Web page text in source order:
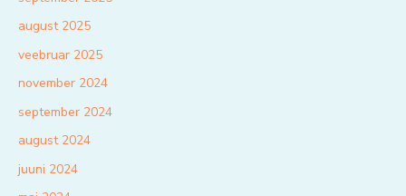
august 2025
veebruar 2025
november 2024
september 2024
august 2024
juuni 2024